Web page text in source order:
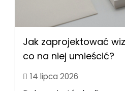
Jak zaprojektować
co na niej umieścić?
14 lipca 2026